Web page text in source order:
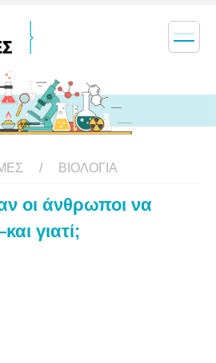
ΒΙΟΛΟΓΊΑ
οι άνθρωποι να
γιατί;